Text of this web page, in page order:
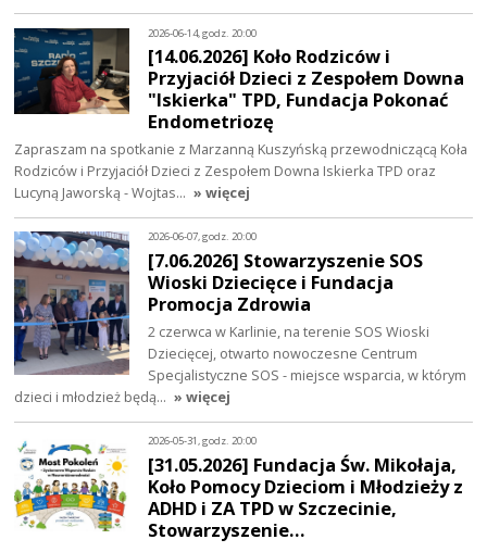
2026-06-14, godz. 20:00
[14.06.2026] Koło Rodziców i
Przyjaciół Dzieci z Zespołem Downa
"Iskierka" TPD, Fundacja Pokonać
Endometriozę
Zapraszam na spotkanie z Marzanną Kuszyńską przewodniczącą Koła
Rodziców i Przyjaciół Dzieci z Zespołem Downa Iskierka TPD oraz
Lucyną Jaworską - Wojtas… » więcej
2026-06-07, godz. 20:00
[7.06.2026] Stowarzyszenie SOS
Wioski Dziecięce i Fundacja
Promocja Zdrowia
2 czerwca w Karlinie, na terenie SOS Wioski
Dziecięcej, otwarto nowoczesne Centrum
Specjalistyczne SOS - miejsce wsparcia, w którym
dzieci i młodzież będą… » więcej
2026-05-31, godz. 20:00
[31.05.2026] Fundacja Św. Mikołaja,
Koło Pomocy Dzieciom i Młodzieży z
ADHD i ZA TPD w Szczecinie,
Stowarzyszenie…